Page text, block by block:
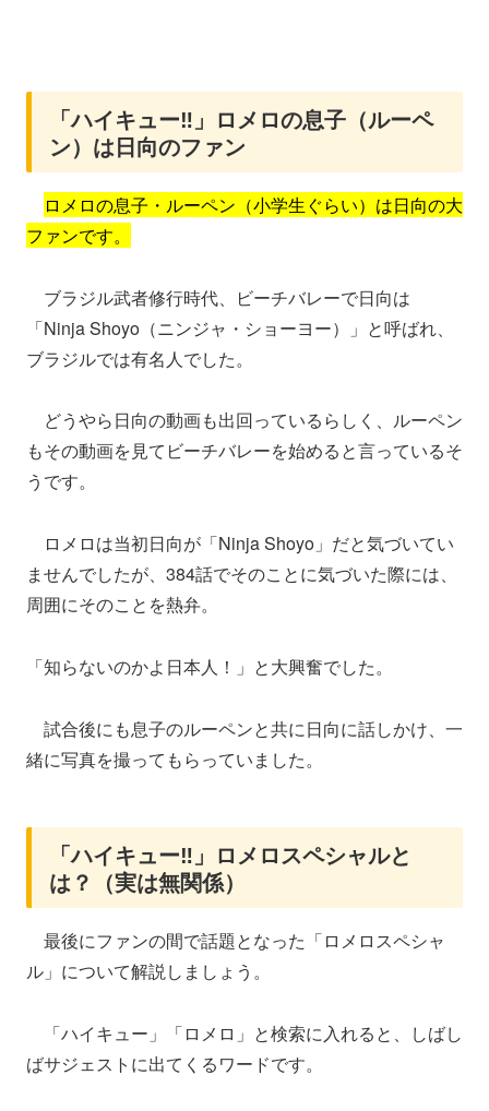
「ハイキュー‼」ロメロの息子（ルーペ
ン）は日向のファン
ロメロの息子・ルーペン（小学生ぐらい）は日向の大
ファンです。
ブラジル武者修行時代、ビーチバレーで日向は
「Ninja Shoyo（ニンジャ・ショーヨー）」と呼ばれ、
ブラジルでは有名人でした。
どうやら日向の動画も出回っているらしく、ルーペン
もその動画を見てビーチバレーを始めると言っているそ
うです。
ロメロは当初日向が「Ninja Shoyo」だと気づいてい
ませんでしたが、384話でそのことに気づいた際には、
周囲にそのことを熱弁。
「知らないのかよ日本人！」と大興奮でした。
試合後にも息子のルーペンと共に日向に話しかけ、一
緒に写真を撮ってもらっていました。
「ハイキュー‼」ロメロスペシャルと
は？（実は無関係）
最後にファンの間で話題となった「ロメロスペシャ
ル」について解説しましょう。
「ハイキュー」「ロメロ」と検索に入れると、しばし
ばサジェストに出てくるワードです。